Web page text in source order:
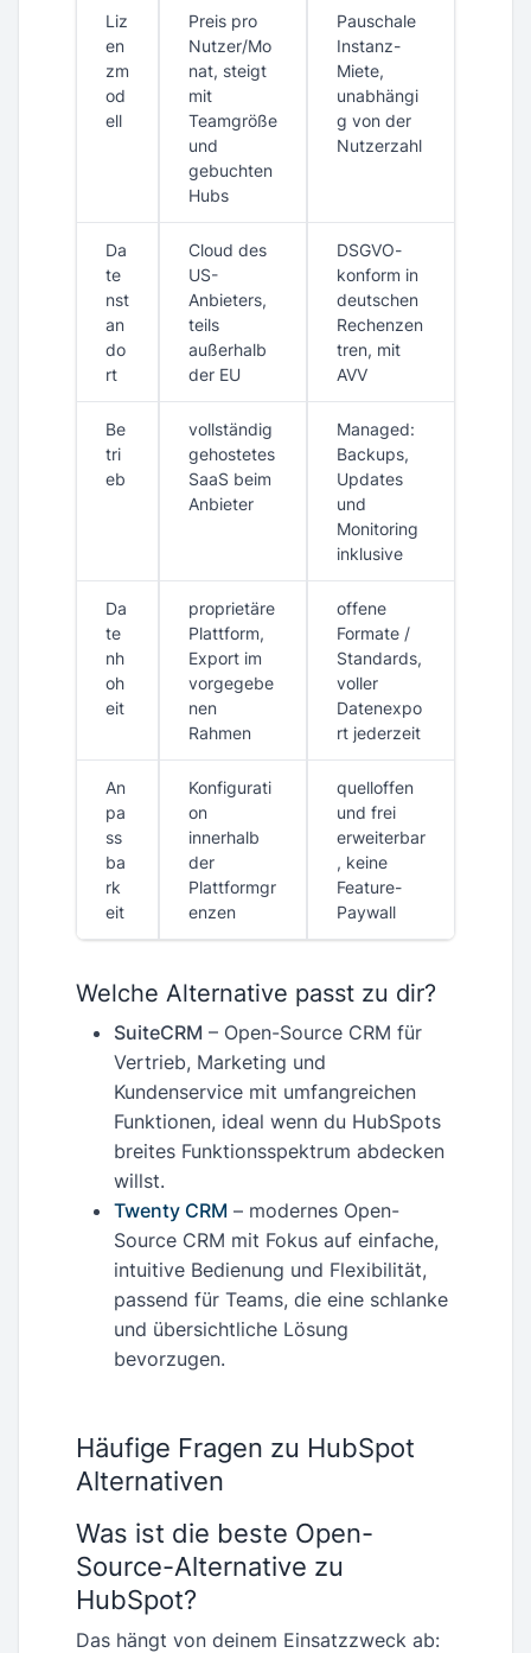
Liz
en
zm
od
ell
Preis pro
Nutzer/Mo
nat, steigt
mit
Teamgröße
und
gebuchten
Hubs
Pauschale
Instanz-
Miete,
unabhängi
g von der
Nutzerzahl
Da
te
nst
an
do
rt
Cloud des
US-
Anbieters,
teils
außerhalb
der EU
DSGVO-
konform in
deutschen
Rechenzen
tren, mit
AVV
Be
tri
eb
vollständig
gehostetes
SaaS beim
Anbieter
Managed:
Backups,
Updates
und
Monitoring
inklusive
Da
te
nh
oh
eit
proprietäre
Plattform,
Export im
vorgegebe
nen
Rahmen
offene
Formate /
Standards,
voller
Datenexpo
rt jederzeit
An
pa
ss
ba
rk
eit
Konfigurati
on
innerhalb
der
Plattformgr
enzen
quelloffen
und frei
erweiterbar
, keine
Feature-
Paywall
Welche Alternative passt zu dir?
SuiteCRM – Open-Source CRM für
Vertrieb, Marketing und
Kundenservice mit umfangreichen
Funktionen, ideal wenn du HubSpots
breites Funktionsspektrum abdecken
willst.
Twenty CRM – modernes Open-
Source CRM mit Fokus auf einfache,
intuitive Bedienung und Flexibilität,
passend für Teams, die eine schlanke
und übersichtliche Lösung
bevorzugen.
Häufige Fragen zu HubSpot
Alternativen
Was ist die beste Open-
Source-Alternative zu
HubSpot?
Das hängt von deinem Einsatzzweck ab: